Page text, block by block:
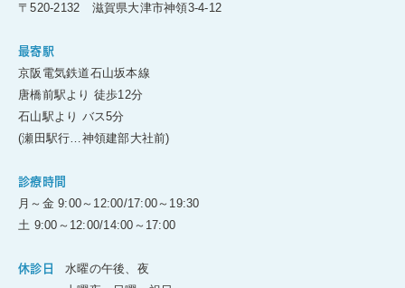
〒520-2132 滋賀県大津市神領3-4-12
最寄駅
京阪電気鉄道石山坂本線
唐橋前駅より 徒歩12分
石山駅より バス5分
(瀬田駅行…神領建部大社前)
診療時間
月～金 9:00～12:00/17:00～19:30
土 9:00～12:00/14:00～17:00
休診日
水曜の午後、夜